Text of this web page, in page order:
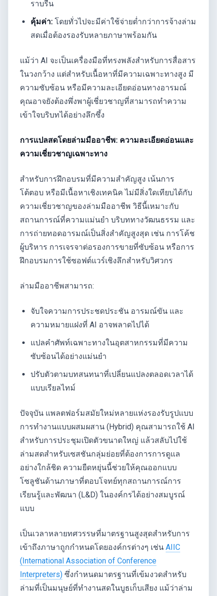
ราบรื่น
คุ้มค่า: โดยทั่วไปจะมีค่าใช้จ่ายต่ำกว่าการจ้างล่าม
สดเมื่อต้องรองรับหลายภาษาพร้อมกัน
แม้ว่า AI จะเป็นเครื่องมือที่ทรงพลังสำหรับการสื่อสาร
ในวงกว้าง แต่สำหรับเนื้อหาที่มีความเฉพาะทางสูง มี
ความซับซ้อน หรือมีความละเอียดอ่อนทางอารมณ์
คุณอาจยังต้องพึ่งพาผู้เชี่ยวชาญที่สามารถทำความ
เข้าใจบริบทได้อย่างลึกซึ้ง
การแปลสดโดยล่ามมืออาชีพ: ความละเอียดอ่อนและ
ความเชี่ยวชาญเฉพาะทาง
สำหรับการฝึกอบรมที่มีความสำคัญสูง เน้นการ
โต้ตอบ หรือมีเนื้อหาเชิงเทคนิค ไม่มีสิ่งใดเทียบได้กับ
ความเชี่ยวชาญของล่ามมืออาชีพ วิธีนี้เหมาะกับ
สถานการณ์ที่ความแม่นยำ บริบททางวัฒนธรรม และ
การถ่ายทอดอารมณ์เป็นสิ่งสำคัญสูงสุด เช่น การโค้ช
ผู้บริหาร การเจรจาต่อรองการขายที่ซับซ้อน หรือการ
ฝึกอบรมการใช้ซอฟต์แวร์เชิงลึกสำหรับวิศวกร
ล่ามมืออาชีพสามารถ:
จับใจความการประชดประชัน อารมณ์ขัน และ
ความหมายแฝงที่ AI อาจพลาดไปได้
แปลคำศัพท์เฉพาะทางในอุตสาหกรรมที่มีความ
ซับซ้อนได้อย่างแม่นยำ
ปรับตัวตามบทสนทนาที่เปลี่ยนแปลงตลอดเวลาได้
แบบเรียลไทม์
ปัจจุบัน แพลตฟอร์มสมัยใหม่หลายแห่งรองรับรูปแบบ
การทำงานแบบผสมผสาน (Hybrid) คุณสามารถใช้ AI
สำหรับการประชุมเปิดตัวขนาดใหญ่ แล้วสลับไปใช้
ล่ามสดสำหรับเซสชันกลุ่มย่อยที่ต้องการการดูแล
อย่างใกล้ชิด ความยืดหยุ่นนี้ช่วยให้คุณออกแบบ
โซลูชันด้านภาษาที่ตอบโจทย์ทุกสถานการณ์การ
เรียนรู้และพัฒนา (L&D) ในองค์กรได้อย่างสมบูรณ์
แบบ
เป็นเวลาหลายทศวรรษที่มาตรฐานสูงสุดสำหรับการ
เข้าถึงภาษาถูกกำหนดโดยองค์กรต่างๆ เช่น AIIC
(International Association of Conference
Interpreters) ซึ่งกำหนดมาตรฐานที่เข้มงวดสำหรับ
ล่ามที่เป็นมนุษย์ที่ทำงานสดในบูธเก็บเสียง แม้ว่าล่าม